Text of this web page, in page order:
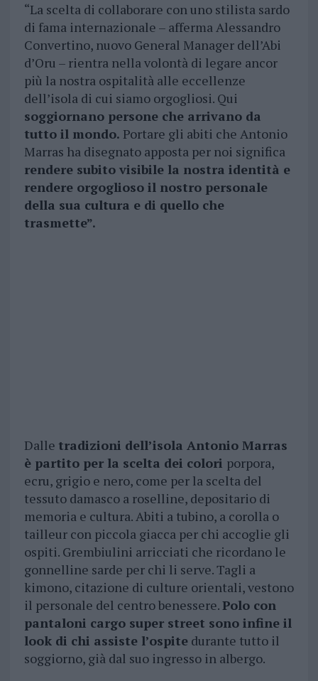
“La scelta di collaborare con uno stilista sardo
di fama internazionale – afferma Alessandro
Convertino, nuovo General Manager dell’Abi
d’Oru – rientra nella volontà di legare ancor
più la nostra ospitalità alle eccellenze
dell’isola di cui siamo orgogliosi. Qui
soggiornano persone che arrivano da
tutto il mondo. Portare gli abiti che Antonio
Marras ha disegnato apposta per noi significa
rendere subito visibile la nostra identità e
rendere orgoglioso il nostro personale
della sua cultura e di quello che
trasmette”.
Dalle tradizioni dell’isola Antonio Marras
è partito per la scelta dei colori porpora,
ecru, grigio e nero, come per la scelta del
tessuto damasco a roselline, depositario di
memoria e cultura. Abiti a tubino, a corolla o
tailleur con piccola giacca per chi accoglie gli
ospiti. Grembiulini arricciati che ricordano le
gonnelline sarde per chi li serve. Tagli a
kimono, citazione di culture orientali, vestono
il personale del centro benessere.Polo con
pantaloni cargo super street sono infine il
look di chi assiste l’ospitedurante tutto il
soggiorno, già dal suo ingresso in albergo.